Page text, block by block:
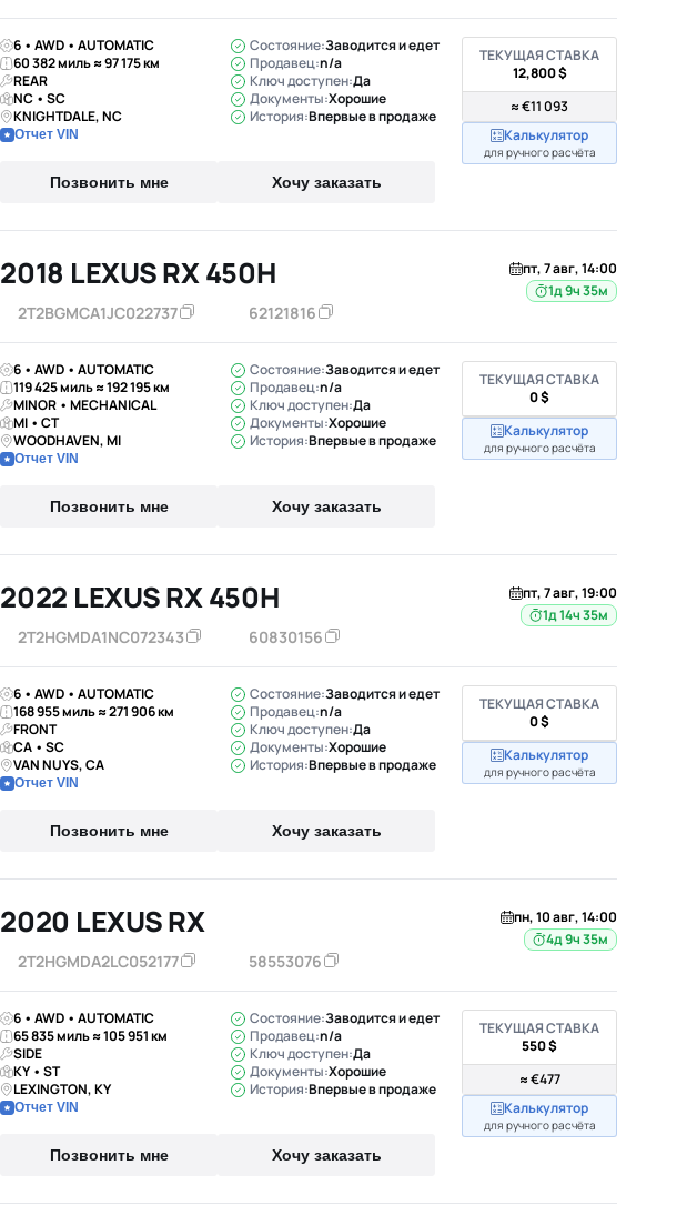
6 • AWD • AUTOMATIC
60 382 миль ≈ 97 175 км
REAR
NC • SC
KNIGHTDALE, NC
Отчет VIN
Состояние:Заводится и едет
Продавец:n/a
Ключ доступен:Да
Документы:Хорошие
История:Впервые в продаже
Позвонить мне Хочу заказать
ТЕКУЩАЯ СТАВКА
12,800 $
≈ €11 093
Калькулятор
для ручного расчёта
2018 LEXUS RX 450H
2T2BGMCA1JC022737 62121816
пт, 7 авг, 14:00
1д 9ч 35м
6 • AWD • AUTOMATIC
119 425 миль ≈ 192 195 км
MINOR • MECHANICAL
MI • CT
WOODHAVEN, MI
Отчет VIN
Состояние:Заводится и едет
Продавец:n/a
Ключ доступен:Да
Документы:Хорошие
История:Впервые в продаже
Позвонить мне Хочу заказать
ТЕКУЩАЯ СТАВКА
0 $
Калькулятор
для ручного расчёта
2022 LEXUS RX 450H
2T2HGMDA1NC072343 60830156
пт, 7 авг, 19:00
1д 14ч 35м
6 • AWD • AUTOMATIC
168 955 миль ≈ 271 906 км
FRONT
CA • SC
VAN NUYS, CA
Отчет VIN
Состояние:Заводится и едет
Продавец:n/a
Ключ доступен:Да
Документы:Хорошие
История:Впервые в продаже
Позвонить мне Хочу заказать
ТЕКУЩАЯ СТАВКА
0 $
Калькулятор
для ручного расчёта
2020 LEXUS RX
2T2HGMDA2LC052177 58553076
пн, 10 авг, 14:00
4д 9ч 35м
6 • AWD • AUTOMATIC
65 835 миль ≈ 105 951 км
SIDE
KY • ST
LEXINGTON, KY
Отчет VIN
Состояние:Заводится и едет
Продавец:n/a
Ключ доступен:Да
Документы:Хорошие
История:Впервые в продаже
Позвонить мне Хочу заказать
ТЕКУЩАЯ СТАВКА
550 $
≈ €477
Калькулятор
для ручного расчёта